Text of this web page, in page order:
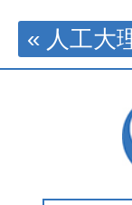
« 人工大